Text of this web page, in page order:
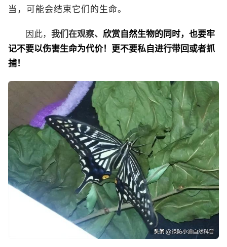
当，可能会结束它们的生命。
因此， 我们在观察、 欣赏自然生物的同时，也要牢
记不要以伤害生命为代价！更不要私自进行带回或者抓
捕！